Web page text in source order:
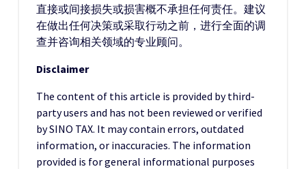
直接或间接损失或损害概不承担任何责任。建议
在做出任何决策或采取行动之前，进行全面的调
查并咨询相关领域的专业顾问。
Disclaimer
The content of this article is provided by third-
party users and has not been reviewed or verified
by SINO TAX. It may contain errors, outdated
information, or inaccuracies. The information
provided is for general informational purposes